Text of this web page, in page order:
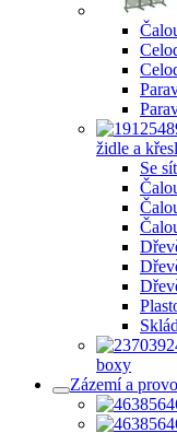
židle a
Se
boxy
Zázemí a